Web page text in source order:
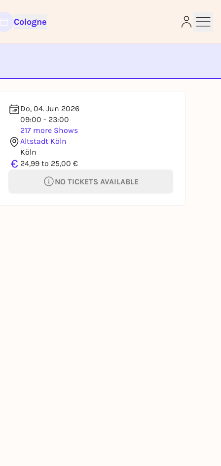
Cologne
Do, 04. Jun 2026
09:00 - 23:00
217 more Shows
Altstadt Köln
Köln
€ 24,99 to 25,00 €
NO TICKETS AVAILABLE